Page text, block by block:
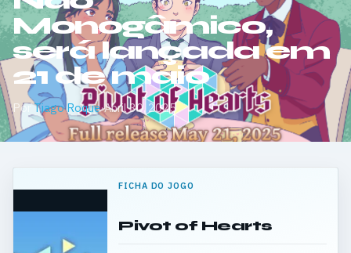
Monogâmico,
será lançada em
21 de maio
PorTiago Roque·Abril 30, 2025
FICHA DO JOGO
Pivot of Hearts